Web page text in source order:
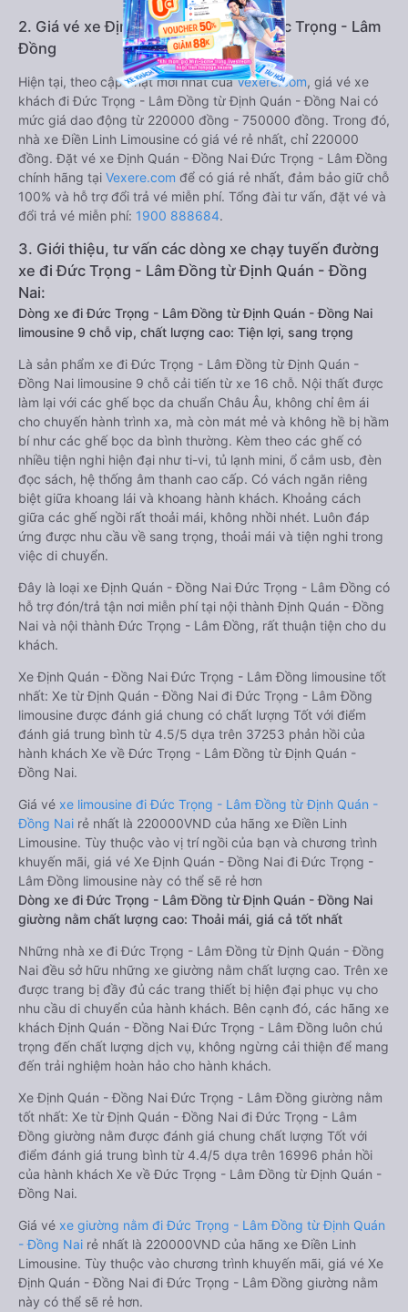
2. Giá vé xe Định Quán - Đồng Nai Đức Trọng - Lâm
Đồng
Hiện tại, theo cập nhật mới nhất củaVexere.com, giá vé xe
khách đi Đức Trọng - Lâm Đồng từ Định Quán - Đồng Nai có
mức giá dao động từ 220000 đồng - 750000 đồng. Trong đó,
nhà xe Điền Linh Limousine có giá vé rẻ nhất, chỉ 220000
đồng. Đặt vé xe Định Quán - Đồng Nai Đức Trọng - Lâm Đồng
chính hãng tại Vexere.com để có giá rẻ nhất, đảm bảo giữ chỗ
100% và hỗ trợ đổi trả vé miễn phí. Tổng đài tư vấn, đặt vé và
đổi trả vé miễn phí: 1900 888684.
3. Giới thiệu, tư vấn các dòng xe chạy tuyến đường
xe đi Đức Trọng - Lâm Đồng từ Định Quán - Đồng
Nai:
Dòng xe đi Đức Trọng - Lâm Đồng từ Định Quán - Đồng Nai
limousine 9 chỗ vip, chất lượng cao: Tiện lợi, sang trọng
Là sản phẩm xe đi Đức Trọng - Lâm Đồng từ Định Quán -
Đồng Nai limousine 9 chỗ cải tiến từ xe 16 chỗ. Nội thất được
làm lại với các ghế bọc da chuẩn Châu Âu, không chỉ êm ái
cho chuyến hành trình xa, mà còn mát mẻ và không hề bị hầm
bí như các ghế bọc da bình thường. Kèm theo các ghế có
nhiều tiện nghi hiện đại như ti-vi, tủ lạnh mini, ổ cắm usb, đèn
đọc sách, hệ thống âm thanh cao cấp. Có vách ngăn riêng
biệt giữa khoang lái và khoang hành khách. Khoảng cách
giữa các ghế ngồi rất thoải mái, không nhồi nhét. Luôn đáp
ứng được nhu cầu về sang trọng, thoải mái và tiện nghi trong
việc di chuyển.
Đây là loại xe Định Quán - Đồng Nai Đức Trọng - Lâm Đồng có
hỗ trợ đón/trả tận nơi miễn phí tại nội thành Định Quán - Đồng
Nai và nội thành Đức Trọng - Lâm Đồng, rất thuận tiện cho du
khách.
Xe Định Quán - Đồng Nai Đức Trọng - Lâm Đồng limousine tốt
nhất: Xe từ Định Quán - Đồng Nai đi Đức Trọng - Lâm Đồng
limousine được đánh giá chung có chất lượng Tốt với điểm
đánh giá trung bình từ 4.5/5 dựa trên 37253 phản hồi của
hành khách Xe về Đức Trọng - Lâm Đồng từ Định Quán -
Đồng Nai.
Giá vé xe limousine đi Đức Trọng - Lâm Đồng từ Định Quán -
Đồng Nai rẻ nhất là 220000VND của hãng xe Điền Linh
Limousine. Tùy thuộc vào vị trí ngồi của bạn và chương trình
khuyến mãi, giá vé Xe Định Quán - Đồng Nai đi Đức Trọng -
Lâm Đồng limousine này có thể sẽ rẻ hơn
Dòng xe đi Đức Trọng - Lâm Đồng từ Định Quán - Đồng Nai
giường nằm chất lượng cao: Thoải mái, giá cả tốt nhất
Những nhà xe đi Đức Trọng - Lâm Đồng từ Định Quán - Đồng
Nai đều sở hữu những xe giường nằm chất lượng cao. Trên xe
được trang bị đầy đủ các trang thiết bị hiện đại phục vụ cho
nhu cầu di chuyển của hành khách. Bên cạnh đó, các hãng xe
khách Định Quán - Đồng Nai Đức Trọng - Lâm Đồng luôn chú
trọng đến chất lượng dịch vụ, không ngừng cải thiện để mang
đến trải nghiệm hoàn hảo cho hành khách.
Xe Định Quán - Đồng Nai Đức Trọng - Lâm Đồng giường nằm
tốt nhất: Xe từ Định Quán - Đồng Nai đi Đức Trọng - Lâm
Đồng giường nằm được đánh giá chung chất lượng Tốt với
điểm đánh giá trung bình từ 4.4/5 dựa trên 16996 phản hồi
của hành khách Xe về Đức Trọng - Lâm Đồng từ Định Quán -
Đồng Nai.
Giá vé xe giường nằm đi Đức Trọng - Lâm Đồng từ Định Quán
- Đồng Nai rẻ nhất là 220000VND của hãng xe Điền Linh
Limousine. Tùy thuộc vào chương trình khuyến mãi, giá vé Xe
Định Quán - Đồng Nai đi Đức Trọng - Lâm Đồng giường nằm
này có thể sẽ rẻ hơn.